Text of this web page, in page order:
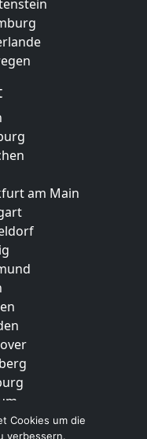
am Main
Cookies um die
verbessern.